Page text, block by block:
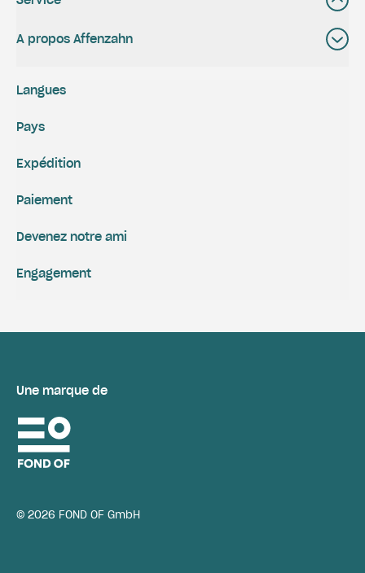
A propos Affenzahn
Expédition
Paiement
Engagement
Devenez notre ami
Langues
Pays
Une marque de
© 2026 FOND OF GmbH